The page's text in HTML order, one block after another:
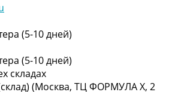
(5-10 дней)
(5-10 дней)
складах
(Москва, ТЦ ФОРМУЛА Х, 2